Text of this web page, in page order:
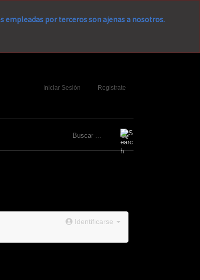
por terceros son ajenas a nosotros.
Iniciar Sesión Registrate
Identificarse